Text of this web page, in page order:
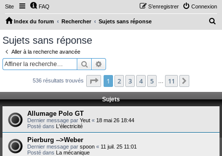
Site FAQ Connexion
S’enregistrer
Index du forum Rechercher Sujets sans réponse
c
h
Sujets sans réponse
Aller à la recherche avancée
Rechercher
536 résultats trouvés Page 1sur11
1 2 3 4 5 11
Sujets
Allumage Polo GT
Dernier message par Yeut « 18 mai 26 18:44
Posté dans L'électricité
Pierburg -->Weber
Dernier message par spoon « 11 juil. 25 11:01
Posté dans La mécanique